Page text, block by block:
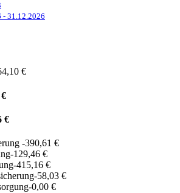
- 31.12.2026
€
€
-390,61 €
-129,46 €
-415,16 €
-58,03 €
-0,00 €